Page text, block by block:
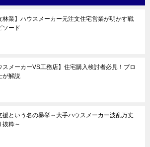
林業】ハウスメーカー元注文住宅営業が明かす戦
ソード
スメーカーVS工務店】住宅購入検討者必見！プロ
が解説
援という名の暴挙～大手ハウスメーカー波乱万丈
抜粋～